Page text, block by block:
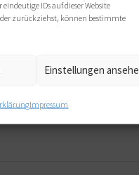
IDs auf dieser Website
zurückziehst, können bestimmte
Einstellungen
Impressum
Klicke hier, um Marketing-